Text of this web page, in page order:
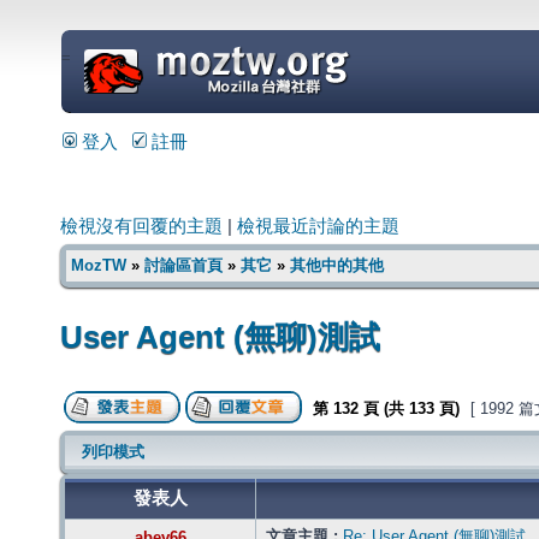
=
登入 註冊
檢視沒有回覆的主題 檢視最近討論的主題
MozTW» 討論區首頁 » 其它 » 其他中的其他
User Agent (無聊)測試
第 132 頁 (共 133 頁) [ 1992 篇
列印模式
發表人